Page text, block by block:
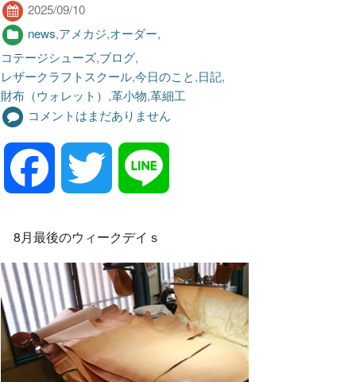
2025/09/10
news,アメカジ,オーダー,
コテージシューズ,ブログ,
レザークラフトスクール,今日のこと,日記,
財布（ウォレット） ,革小物,革細工
コメントはまだありません
c
e
b
i
t
t
n
e
8月最後のウィークデイｓ